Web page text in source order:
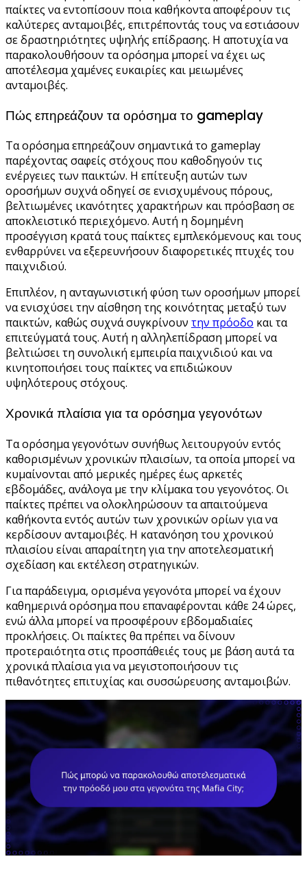
παίκτες να εντοπίσουν ποια καθήκοντα αποφέρουν τις
καλύτερες ανταμοιβές, επιτρέποντάς τους να εστιάσουν
σε δραστηριότητες υψηλής επίδρασης. Η αποτυχία να
παρακολουθήσουν τα ορόσημα μπορεί να έχει ως
αποτέλεσμα χαμένες ευκαιρίες και μειωμένες
ανταμοιβές.
Πώς επηρεάζουν τα ορόσημα το gameplay
Τα ορόσημα επηρεάζουν σημαντικά το gameplay
παρέχοντας σαφείς στόχους που καθοδηγούν τις
ενέργειες των παικτών. Η επίτευξη αυτών των
οροσήμων συχνά οδηγεί σε ενισχυμένους πόρους,
βελτιωμένες ικανότητες χαρακτήρων και πρόσβαση σε
αποκλειστικό περιεχόμενο. Αυτή η δομημένη
προσέγγιση κρατά τους παίκτες εμπλεκόμενους και τους
ενθαρρύνει να εξερευνήσουν διαφορετικές πτυχές του
παιχνιδιού.
Επιπλέον, η ανταγωνιστική φύση των οροσήμων μπορεί
να ενισχύσει την αίσθηση της κοινότητας μεταξύ των
παικτών, καθώς συχνά συγκρίνουν την πρόοδο και τα
επιτεύγματά τους. Αυτή η αλληλεπίδραση μπορεί να
βελτιώσει τη συνολική εμπειρία παιχνιδιού και να
κινητοποιήσει τους παίκτες να επιδιώκουν
υψηλότερους στόχους.
Χρονικά πλαίσια για τα ορόσημα γεγονότων
Τα ορόσημα γεγονότων συνήθως λειτουργούν εντός
καθορισμένων χρονικών πλαισίων, τα οποία μπορεί να
κυμαίνονται από μερικές ημέρες έως αρκετές
εβδομάδες, ανάλογα με την κλίμακα του γεγονότος. Οι
παίκτες πρέπει να ολοκληρώσουν τα απαιτούμενα
καθήκοντα εντός αυτών των χρονικών ορίων για να
κερδίσουν ανταμοιβές. Η κατανόηση του χρονικού
πλαισίου είναι απαραίτητη για την αποτελεσματική
σχεδίαση και εκτέλεση στρατηγικών.
Για παράδειγμα, ορισμένα γεγονότα μπορεί να έχουν
καθημερινά ορόσημα που επαναφέρονται κάθε 24 ώρες,
ενώ άλλα μπορεί να προσφέρουν εβδομαδιαίες
προκλήσεις. Οι παίκτες θα πρέπει να δίνουν
προτεραιότητα στις προσπάθειές τους με βάση αυτά τα
χρονικά πλαίσια για να μεγιστοποιήσουν τις
πιθανότητες επιτυχίας και συσσώρευσης ανταμοιβών.